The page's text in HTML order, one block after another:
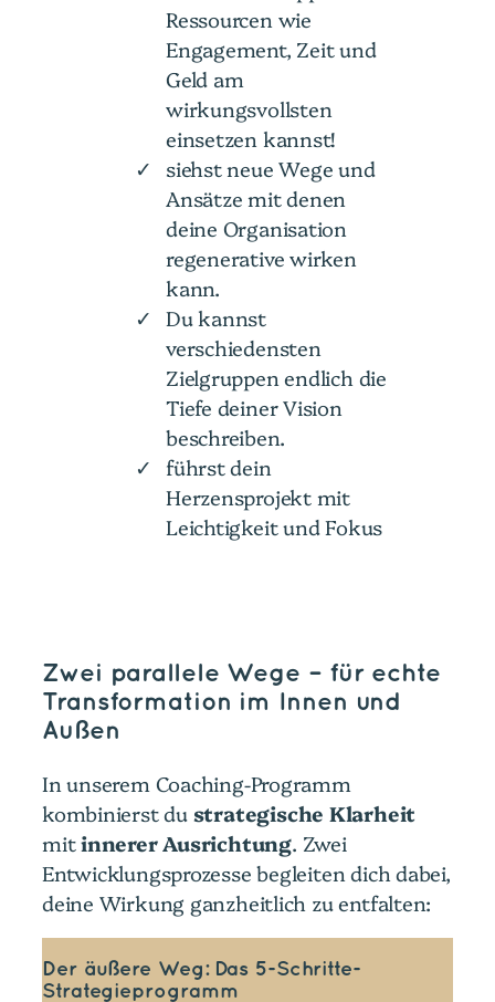
Ressourcen wie
Engagement, Zeit und
Geld am
wirkungsvollsten
einsetzen kannst!
siehst neue Wege und
Ansätze mit denen
deine Organisation
regenerative wirken
kann.
Du kannst
verschiedensten
Zielgruppen endlich die
Tiefe deiner Vision
beschreiben.
führst dein
Herzensprojekt mit
Leichtigkeit und Fokus
Zwei parallele Wege – für echte
Transformation im Innen und
Außen
In unserem Coaching-Programm
kombinierst dustrategische Klarheit
mitinnerer Ausrichtung. Zwei
Entwicklungsprozesse begleiten dich dabei,
deine Wirkung ganzheitlich zu entfalten:
Der äußere Weg: Das 5-Schritte-
Strategieprogramm